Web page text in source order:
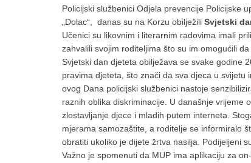
Policijski službenici Odjela prevencije Policijske
„Dolac“, danas su na Korzu obilježili Svjetski
Učenici su likovnim i literarnim radovima imali
zahvalili svojim roditeljima što su im omogućili
Svjetski dan djeteta obilježava se svake godine
pravima djeteta, što znači da sva djeca u
ovog Dana policijski službenici nastoje
raznih oblika diskriminacije. U današnje vrijeme
zlostavljanje djece i mladih putem interneta.
mjerama samozaštite, a roditelje se informiralo
obratiti ukoliko je dijete žrtva nasilja. Podijeljeni
Važno je spomenuti da MUP ima aplikaciju za